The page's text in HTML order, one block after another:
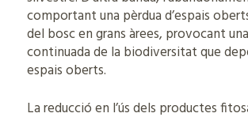
comportant una pèrdua d’espais
del bosc en grans àrees, provocant
continuada de la biodiversitat que
espais oberts.
La reducció en l’ús dels productes